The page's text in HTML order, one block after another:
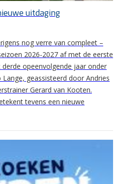
uitdaging
nog verre van compleet –
2026-2027 af met de eerste
opeenvolgende jaar onder
geassisteerd door Andries
Gerard van Kooten.
tevens een nieuwe